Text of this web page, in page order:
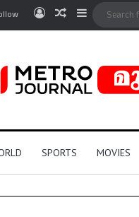
Log InRandom Article
Sidebar
SPORTS MOVIES